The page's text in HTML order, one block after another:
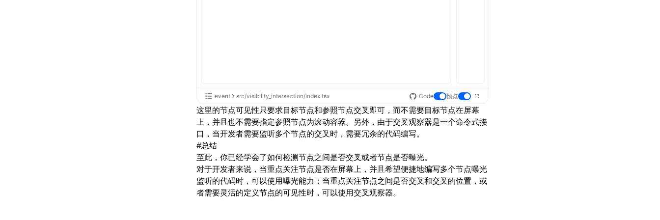
event src/visibility_intersection/index.tsx Code 预览
这里的节点可见性只要求目标节点和参照节点交叉即可，而不需要目标节点在屏幕
上，并且也不需要指定参照节点为滚动容器。另外，由于交叉观察器是一个命令式接
口，当开发者需要监听多个节点的交叉时，需要冗余的代码编写。
#总结
至此，你已经学会了如何检测节点之间是否交叉或者节点是否曝光。
对于开发者来说，当重点关注节点是否在屏幕上，并且希望便捷地编写多个节点曝光
监听的代码时，可以使用曝光能力 ；当重点关注节点之间是否交叉和交叉的位置，或
者需要灵活的定义节点的可见性时，可以使用交叉观察器。